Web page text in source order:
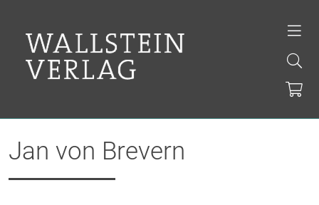
Jan von Brevern